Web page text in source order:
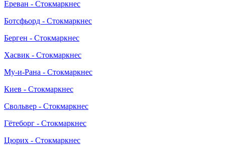
Ереван - Стокмаркнес
Ботсфьорд - Стокмаркнес
Берген - Стокмаркнес
Хасвик - Стокмаркнес
Му-и-Рана - Стокмаркнес
Киев - Стокмаркнес
Свольвер - Стокмаркнес
Гётеборг - Стокмаркнес
Цюрих - Стокмаркнес